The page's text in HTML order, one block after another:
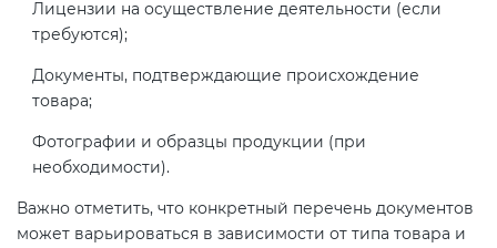
Лицензии на осуществление деятельности (если
требуются);
Документы, подтверждающие происхождение
товара;
Фотографии и образцы продукции (при
необходимости).
Важно отметить, что конкретный перечень документов
может варьироваться в зависимости от типа товара и